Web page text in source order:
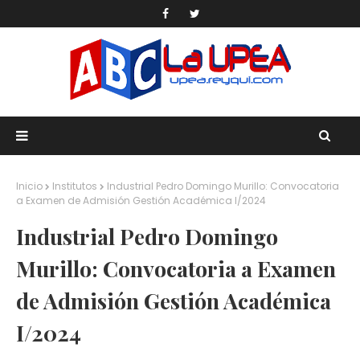
Inicio Institutos
Industrial Pedro Domingo Murillo: Convocatoria
a Examen de Admisión Gestión Académica I/2024
Industrial Pedro Domingo
Murillo: Convocatoria a Examen
de Admisión Gestión Académica
I/2024